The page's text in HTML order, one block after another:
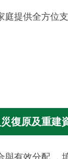
提供全方位
復原及重建